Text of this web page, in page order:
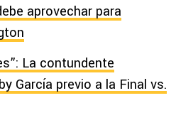
aprovechar para
La contundente
García previo a la Final vs.